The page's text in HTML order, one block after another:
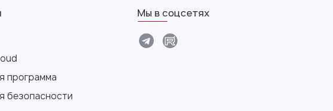
программа
безопасности
Мы в соцсетях